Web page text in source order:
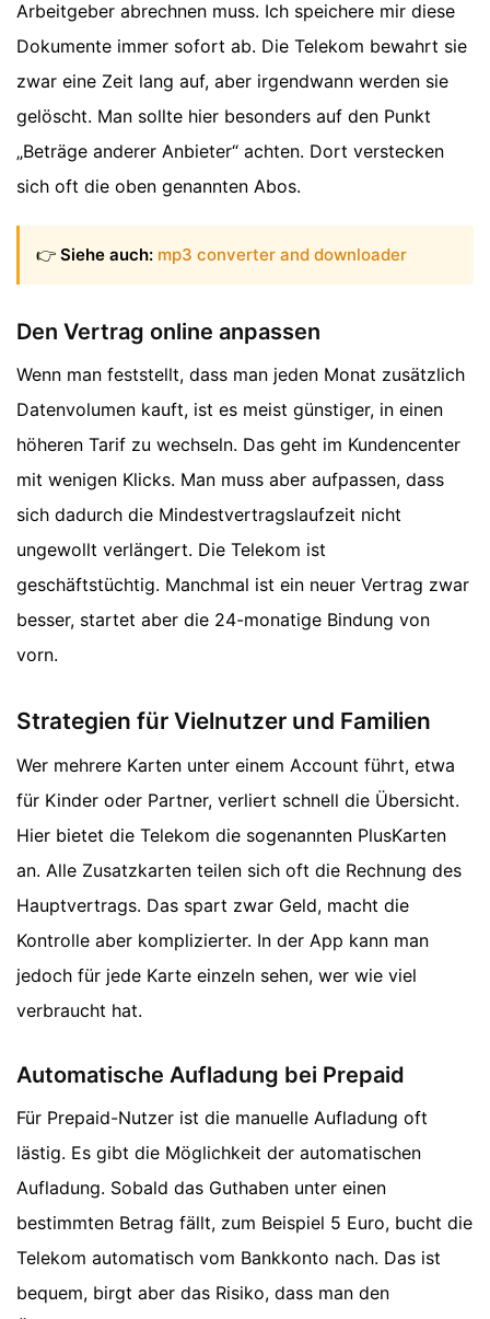
Arbeitgeber abrechnen muss. Ich speichere mir diese
Dokumente immer sofort ab. Die Telekom bewahrt sie
zwar eine Zeit lang auf, aber irgendwann werden sie
gelöscht. Man sollte hier besonders auf den Punkt
„Beträge anderer Anbieter“ achten. Dort verstecken
sich oft die oben genannten Abos.
👉 Siehe auch: mp3 converter and downloader
Den Vertrag online anpassen
Wenn man feststellt, dass man jeden Monat zusätzlich
Datenvolumen kauft, ist es meist günstiger, in einen
höheren Tarif zu wechseln. Das geht im Kundencenter
mit wenigen Klicks. Man muss aber aufpassen, dass
sich dadurch die Mindestvertragslaufzeit nicht
ungewollt verlängert. Die Telekom ist
geschäftstüchtig. Manchmal ist ein neuer Vertrag zwar
besser, startet aber die 24-monatige Bindung von
vorn.
Strategien für Vielnutzer und Familien
Wer mehrere Karten unter einem Account führt, etwa
für Kinder oder Partner, verliert schnell die Übersicht.
Hier bietet die Telekom die sogenannten PlusKarten
an. Alle Zusatzkarten teilen sich oft die Rechnung des
Hauptvertrags. Das spart zwar Geld, macht die
Kontrolle aber komplizierter. In der App kann man
jedoch für jede Karte einzeln sehen, wer wie viel
verbraucht hat.
Automatische Aufladung bei Prepaid
Für Prepaid-Nutzer ist die manuelle Aufladung oft
lästig. Es gibt die Möglichkeit der automatischen
Aufladung. Sobald das Guthaben unter einen
bestimmten Betrag fällt, zum Beispiel 5 Euro, bucht die
Telekom automatisch vom Bankkonto nach. Das ist
bequem, birgt aber das Risiko, dass man den